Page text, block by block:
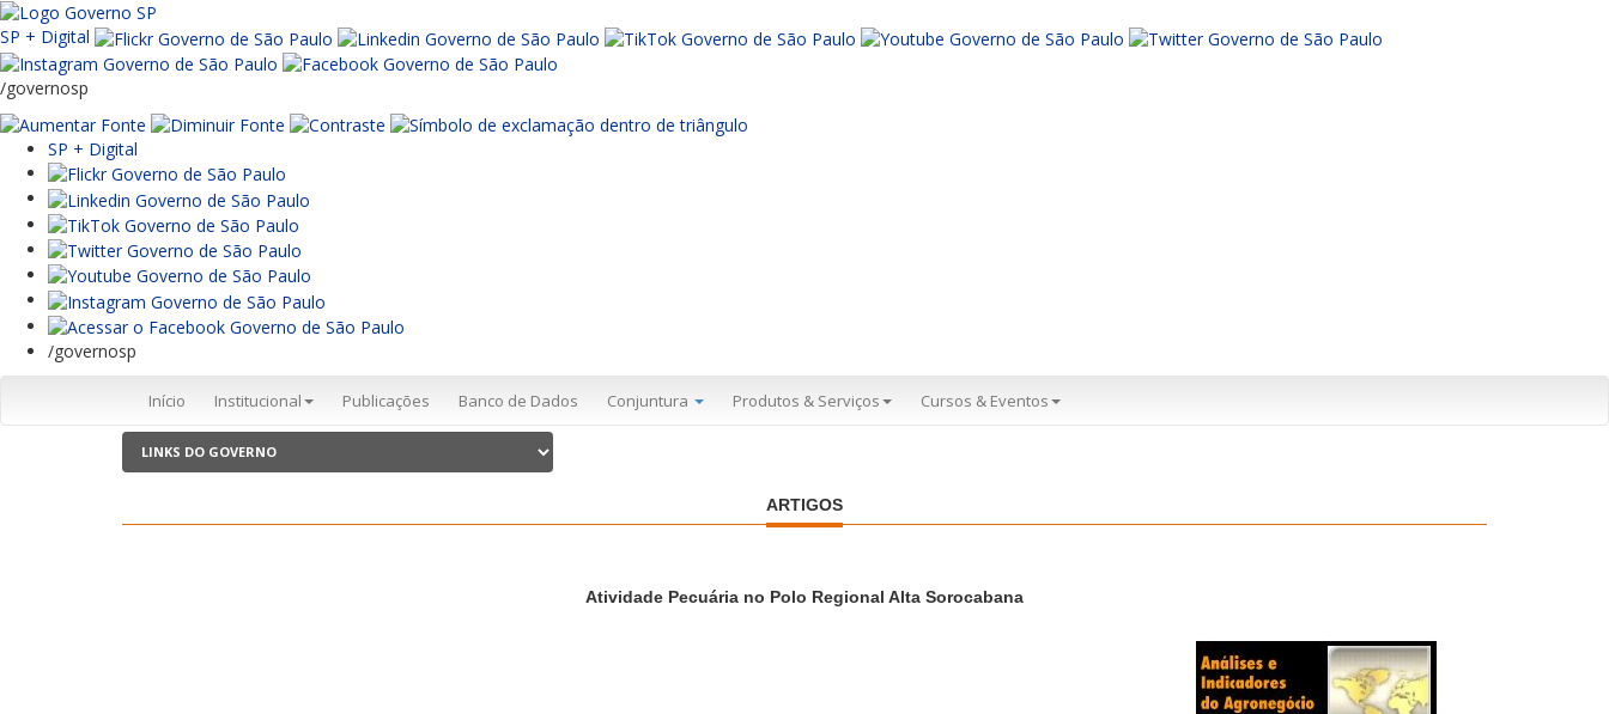
SP + Digital
/governosp
SP + Digital
/governosp
Início Institucional Publicações Banco de Dados Conjuntura Produtos & Serviços Cursos & Eventos
ARTIGOS
Atividade Pecuária no Polo Regional Alta Sorocabana